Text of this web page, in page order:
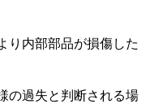
り内部部品が損傷した
の過失と判断される場